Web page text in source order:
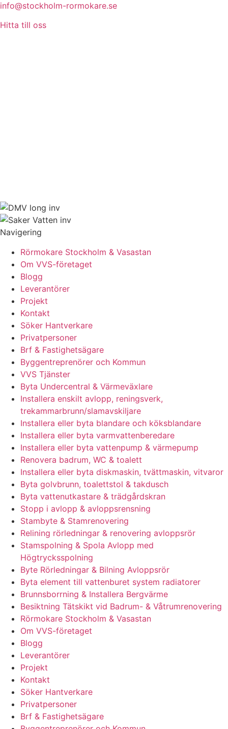
info@stockholm-rormokare.se
Hitta till oss
Navigering
Rörmokare Stockholm & Vasastan
Om VVS-företaget
Blogg
Leverantörer
Projekt
Kontakt
Söker Hantverkare
Privatpersoner
Brf & Fastighetsägare
Byggentreprenörer och Kommun
VVS Tjänster
Byta Undercentral & Värmeväxlare
Installera enskilt avlopp, reningsverk,
trekammarbrunn/slamavskiljare
Installera eller byta blandare och köksblandare
Installera eller byta varmvattenberedare
Installera eller byta vattenpump & värmepump
Renovera badrum, WC & toalett
Installera eller byta diskmaskin, tvättmaskin, vitvaror
Byta golvbrunn, toalettstol & takdusch
Byta vattenutkastare & trädgårdskran
Stopp i avlopp & avloppsrensning
Stambyte & Stamrenovering
Relining rörledningar & renovering avloppsrör
Stamspolning & Spola Avlopp med
Högtrycksspolning
Byte Rörledningar & Bilning Avloppsrör
Byta element till vattenburet system radiatorer
Brunnsborrning & Installera Bergvärme
Besiktning Tätskikt vid Badrum- & Våtrumrenovering
Rörmokare Stockholm & Vasastan
Om VVS-företaget
Blogg
Leverantörer
Projekt
Kontakt
Söker Hantverkare
Privatpersoner
Brf & Fastighetsägare